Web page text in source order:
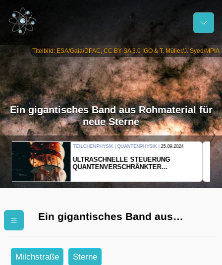
Titelbild: ESA/Gaia/DPAC, CC BY-SA 3.0 IGO & T. Müller/J. Syed/MPIA
Ein gigantisches Band aus Rohmaterial für
neue Sterne
THERMODYNAMIK | WELLENLEHRE |23.09.2024
FORSCHER ERZEUGEN
EINDIMENSIONALES GAS AUS LICHT
Ein gigantisches Band aus
Milchstraße Sterne